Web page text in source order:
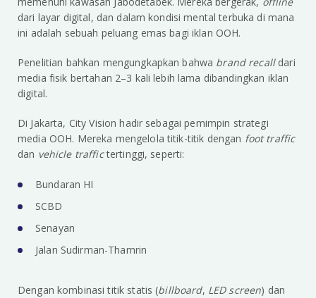
dari layar digital, dan dalam kondisi mental terbuka di mana
ini adalah sebuah peluang emas bagi iklan OOH.
Penelitian bahkan mengungkapkan bahwa brand recalldari
media fisik bertahan 2–3 kali lebih lama dibandingkan iklan
digital.
Di Jakarta, City Vision hadir sebagai pemimpin strategi
media OOH. Mereka mengelola titik-titik dengan foot traffic
dan vehicle traffictertinggi, seperti:
Bundaran HI
SCBD
Senayan
Jalan Sudirman-Thamrin
Dengan kombinasi titik statis (billboard, LED screen) dan